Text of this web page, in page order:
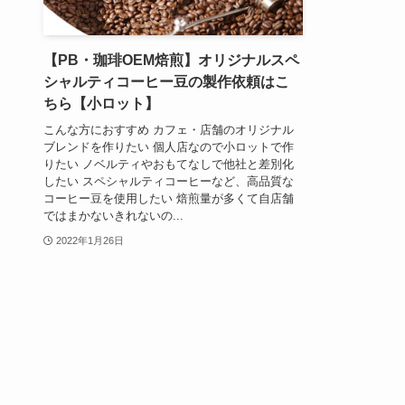
【PB・珈琲OEM焙煎】オリジナルスペ
シャルティコーヒー豆の製作依頼はこ
ちら【小ロット】
こんな方におすすめ カフェ・店舗のオリジナル
ブレンドを作りたい 個人店なので小ロットで作
りたい ノベルティやおもてなしで他社と差別化
したい スペシャルティコーヒーなど、高品質な
コーヒー豆を使用したい 焙煎量が多くて自店舗
ではまかないきれないの...
2022年1月26日